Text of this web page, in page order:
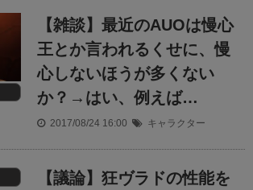
【雑談】最近のAUOは慢心
王とか言われるくせに、慢
心しないほうが多くない
か？→はい、例えば…
2017/08/24 16:00 キャラクター
【議論】狂ヴラドの性能を